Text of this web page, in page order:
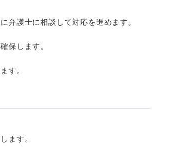
弁護士に相談して対応を進めます。
保します。
す。
ます。